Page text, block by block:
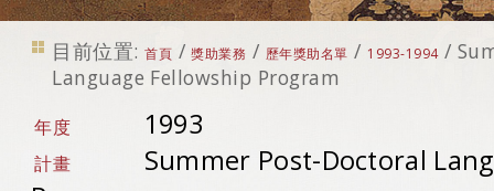
目前位置: 首頁 /獎助業務 / 歷年獎助名單 / 1993-1994 /
Language Fellowship Program
年度 1993
計畫
Summer Post-Doctoral